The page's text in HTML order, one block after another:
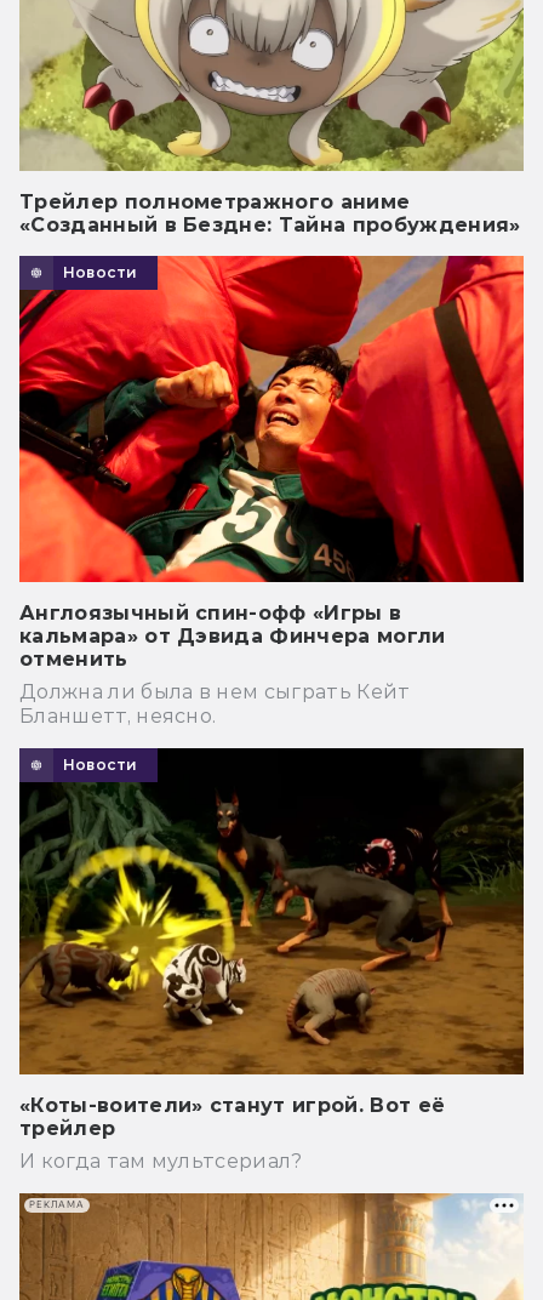
Трейлер полнометражного аниме
«Созданный в Бездне: Тайна пробуждения»
Новости
Англоязычный спин-офф «Игры в
кальмара» от Дэвида Финчера могли
отменить
Должна ли была в нем сыграть Кейт
Бланшетт, неясно.
Новости
«Коты-воители» станут игрой. Вот её
трейлер
И когда там мультсериал?
РЕКЛАМА